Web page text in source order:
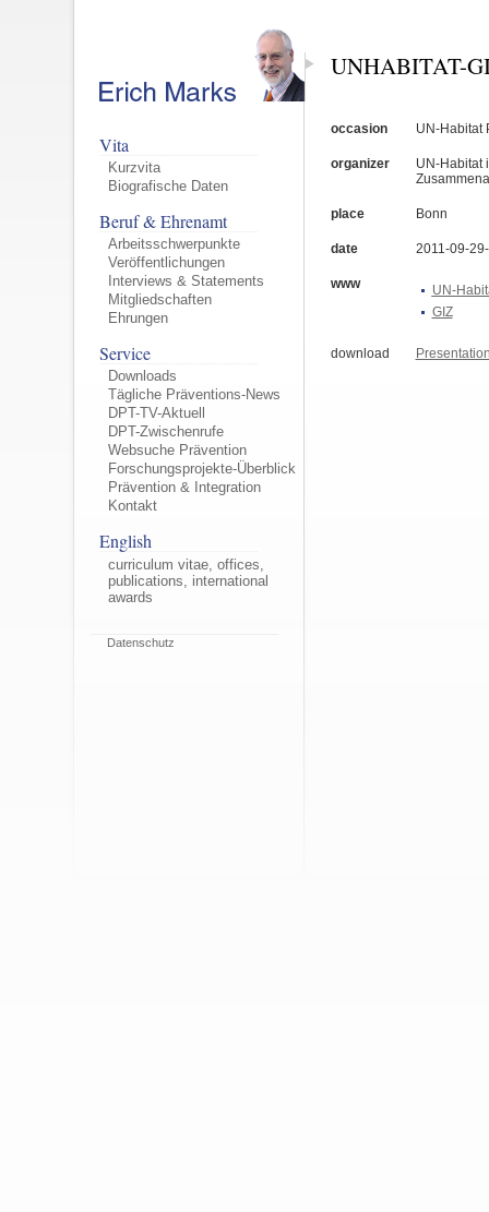
Vita
Kurzvita
Biografische Daten
Beruf & Ehrenamt
Arbeitsschwerpunkte
Veröffentlichungen
Interviews & Statements
Mitgliedschaften
Ehrungen
Service
Downloads
Tägliche Präventions-News
DPT-TV-Aktuell
DPT-Zwischenrufe
Websuche Prävention
Forschungsprojekte-Überblick
Prävention & Integration
Kontakt
English
curriculum vitae, offices,
publications, international
awards
Datenschutz
UNHABITAT-
occasion UN-Habitat
organizer
UN-Habitat
place Bonn
date 2011-09-
www
UN-
GIZ
download